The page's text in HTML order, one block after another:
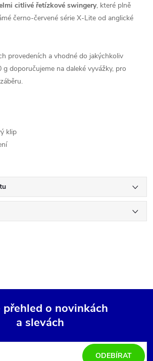
citlivé řetízkové swingery, které plně
černo-červené série X-Lite od anglické
provedeních a vhodné do jakýchkoliv
g doporučujeme na daleké vyvážky, pro
klip
přehled o novinkách
a slevách
ODEBÍRAT